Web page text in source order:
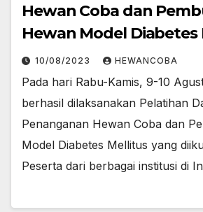
Hewan Coba dan
Hewan Model Diabetes
10/08/2023 HEWANCOBA
Pada hari Rabu-Kamis, 9-10
berhasil dilaksanakan Pelatihan
Penanganan Hewan Coba dan
Model Diabetes Mellitus yang
Peserta dari berbagai institusi di